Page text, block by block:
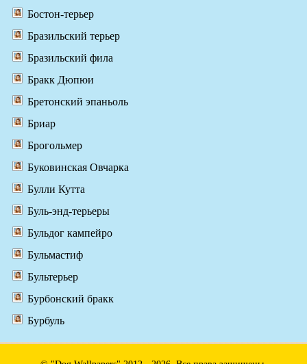
Бостон-терьер
Бразильский терьер
Бразильский фила
Бракк Дюпюи
Бретонский эпаньоль
Бриар
Брогольмер
Буковинская Овчарка
Булли Кутта
Буль-энд-терьеры
Бульдог кампейро
Бульмастиф
Бультерьер
Бурбонский бракк
Бурбуль